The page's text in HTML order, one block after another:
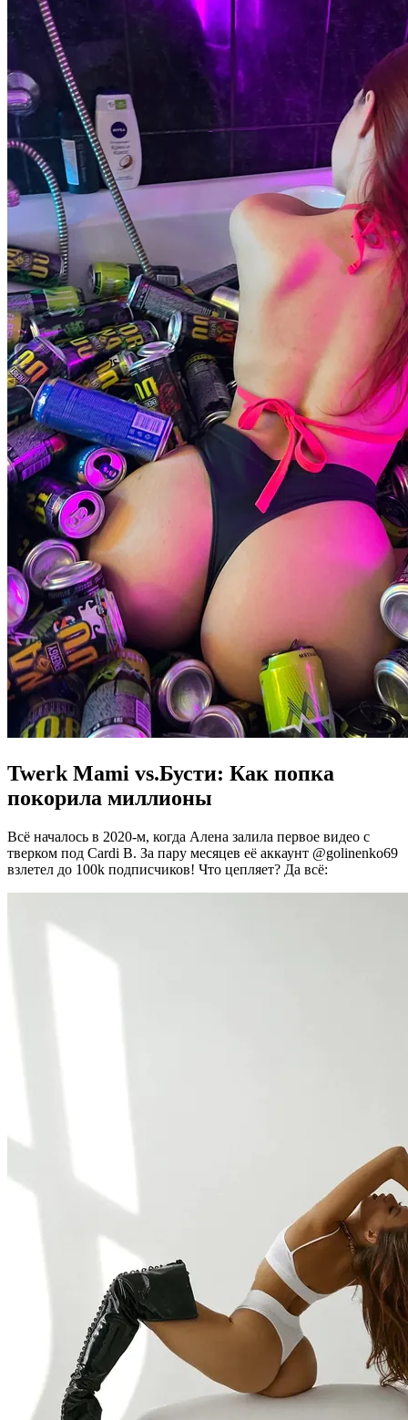
Twerk Mami vs.Бусти: Как попка
покорила миллионы
Всё началось в 2020-м, когда Алена залила первое видео с
тверком под Cardi B. За пару месяцев её аккаунт @golinenko69
взлетел до 100k подписчиков! Что цепляет? Да всё: